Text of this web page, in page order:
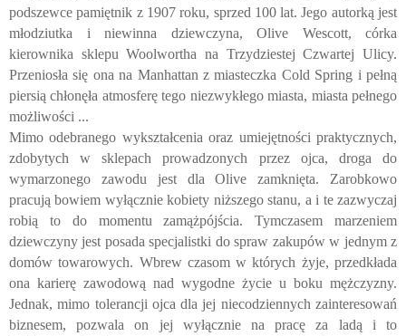
podszewce pamiętnik z 1907 roku, sprzed 100 lat. Jego autorką jest
młodziutka i niewinna dziewczyna, Olive Wescott, córka
kierownika sklepu Woolwortha na Trzydziestej Czwartej Ulicy.
Przeniosła się ona na Manhattan z miasteczka Cold Spring i pełną
piersią chłonęła atmosferę tego niezwykłego miasta, miasta pełnego
możliwości ...
Mimo odebranego wykształcenia oraz umiejętności praktycznych,
zdobytych w sklepach prowadzonych przez ojca, droga do
wymarzonego zawodu jest dla Olive zamknięta. Zarobkowo
pracują bowiem wyłącznie kobiety niższego stanu, a i te zazwyczaj
robią to do momentu zamążpójścia. Tymczasem marzeniem
dziewczyny jest posada specjalistki do spraw zakupów w jednym z
domów towarowych. Wbrew czasom w których żyje, przedkłada
ona karierę zawodową nad wygodne życie u boku mężczyzny.
Jednak, mimo tolerancji ojca dla jej niecodziennych zainteresowań
biznesem, pozwala on jej wyłącznie na pracę za ladą i to